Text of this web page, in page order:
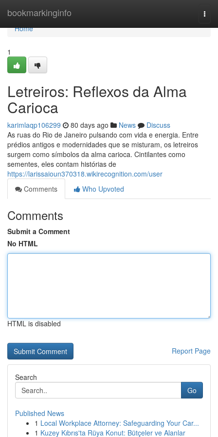
bookmarkinginfo
Home
Home
1
Letreiros: Reflexos da Alma
Carioca
karimlaqp106299 80 days ago News
Discuss
As ruas do Rio de Janeiro pulsando com vida e energia. Entre
prédios antigos e modernidades que se misturam, os letreiros
surgem como símbolos da alma carioca. Cintilantes como
sementes, eles contam histórias de
https://larissaioun370318.wikirecognition.com/user
Comments
Who Upvoted
Comments
Submit a Comment
No HTML
HTML is disabled
Report Page
Search
Go
Published News
1 Local Workplace Attorney: Safeguarding Your Car...
1 Kuzey Kıbrıs'ta Rüya Konut: Bütçeler ve Alanlar